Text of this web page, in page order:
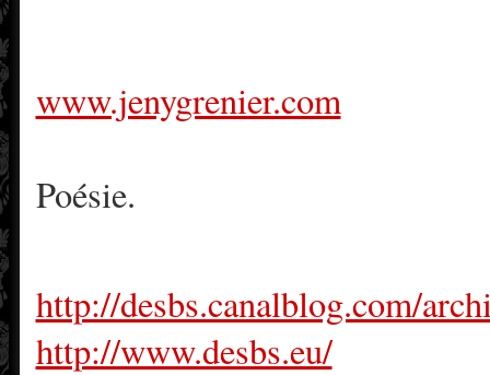
www.jenygrenier.com
Poésie.
http://desbs.canalblog.com/
http://www.desbs.eu/